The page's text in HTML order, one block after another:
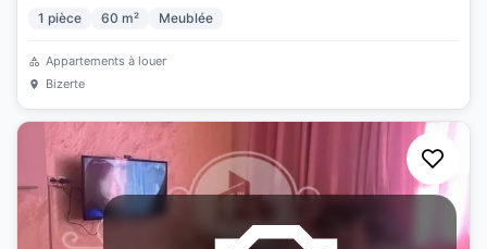
1 pièce 60 m² Meublée
Appartements à louer
Bizerte